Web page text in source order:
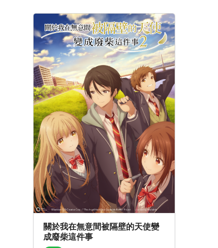
關於我在無意間被隔壁的天使變
成廢柴這件事